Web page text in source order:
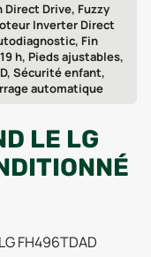
Direct Drive, Fuzzy
Inverter Direct
Fin
h, Pieds ajustables,
Sécurité enfant,
automatique
LE LG
FH496TDAD